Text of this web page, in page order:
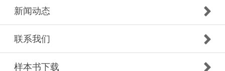
新闻动态
联系我们
样本书下载